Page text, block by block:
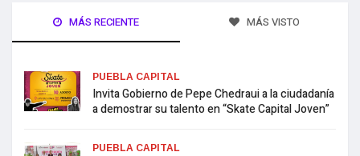
MÁS RECIENTE MÁS VISTO
PUEBLA CAPITAL
Invita Gobierno de Pepe Chedraui a la ciudadanía
a demostrar su talento en “Skate Capital Joven”
PUEBLA CAPITAL